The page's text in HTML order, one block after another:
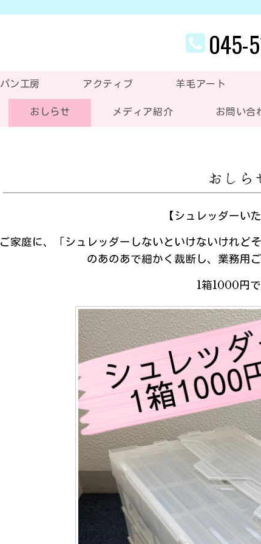
045-
パン工房 アクティブ 羊毛アート
おしらせ メディア紹介 お問い合
おしら
【シュレッダーい
ご家庭に、「シュレッダーしないといけないけれど
のあのあで細かく裁断し、業務用
1箱1000円で